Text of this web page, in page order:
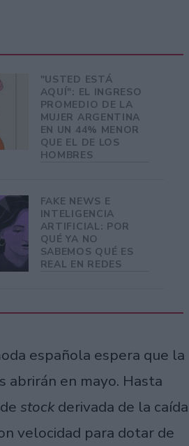
"USTED ESTÁ
AQUÍ": EL INGRESO
PROMEDIO DE LA
MUJER ARGENTINA
EN UN 44% MENOR
QUE EL DE LOS
HOMBRES
FAKE NEWS E
INTELIGENCIA
ARTIFICIAL: POR
QUÉ YA NO
SABEMOS QUÉ ES
REAL EN REDES
española espera que la
abrirán en mayo. Hasta
stock derivada de la caída
velocidad para dotar de